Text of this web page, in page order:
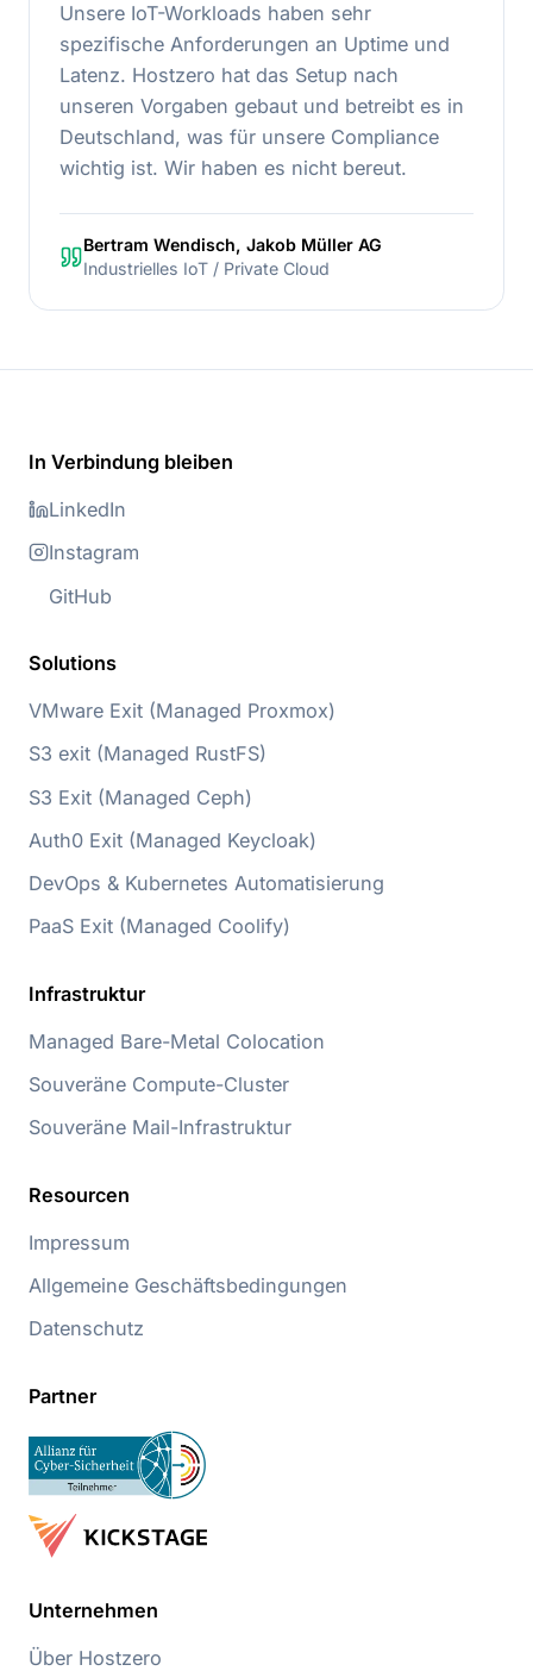
Unsere IoT-Workloads haben sehr
spezifische Anforderungen an Uptime und
Latenz. Hostzero hat das Setup nach
unseren Vorgaben gebaut und betreibt es in
Deutschland, was für unsere Compliance
wichtig ist. Wir haben es nicht bereut.
Bertram Wendisch, Jakob Müller AG
Industrielles IoT / Private Cloud
In Verbindung bleiben
LinkedIn
Instagram
GitHub
Solutions
VMware Exit (Managed Proxmox)
S3 exit (Managed RustFS)
S3 Exit (Managed Ceph)
Auth0 Exit (Managed Keycloak)
DevOps & Kubernetes Automatisierung
PaaS Exit (Managed Coolify)
Infrastruktur
Managed Bare-Metal Colocation
Souveräne Compute-Cluster
Souveräne Mail-Infrastruktur
Resourcen
Impressum
Allgemeine Geschäftsbedingungen
Datenschutz
Partner
Unternehmen
Über Hostzero